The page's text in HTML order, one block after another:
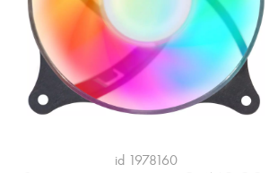
id 1978160